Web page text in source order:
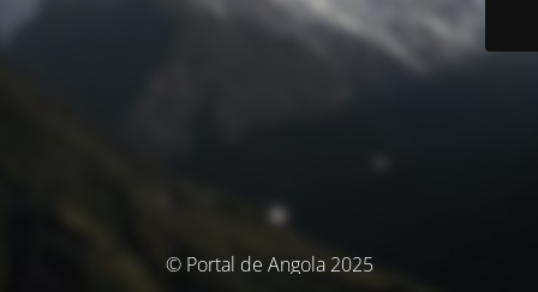
© Portal de Angola 2025